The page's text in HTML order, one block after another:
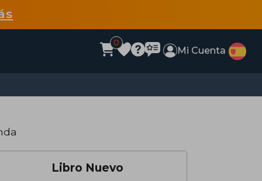
0
Mi Cuenta
Libro Nuevo